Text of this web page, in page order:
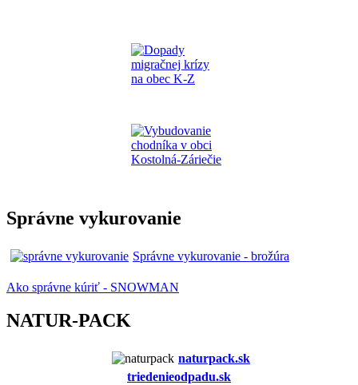
Správne vykurovanie
Správne vykurovanie - brožúra
Ako správne kúriť - SNOWMAN
NATUR-PACK
naturpack.sk
triedenieodpadu.sk